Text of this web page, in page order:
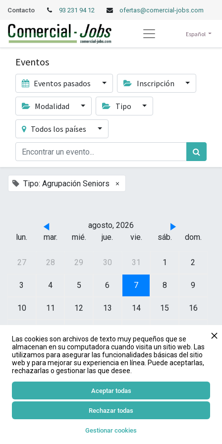
Contacto 93 231 94 12 ofertas@comercial-jobs.com
Español
Eventos
Eventos pasados Inscripción
Modalidad Tipo
Todos los países
Tipo: Agrupación Seniors ×
agosto, 2026
lun.
mar. mié. jue. vie. sáb. dom.
27 28 29 30 31 1 2
3 4 5 6 7 8 9
10 11 12 13 14 15 16
24 25 26 27 28 29 30
31 1 2 3
JUL.
Las cookies son archivos de texto muy pequeños que se
almacenan en su computadora cuando visita un sitio web. Las
utilizamos para asegurar las funcionalidades básicas del sitio
web y para mejorar su experiencia en línea. Puede aceptarlas,
rechazarlas o gestionar las que desee.
Gestionar cookies
Rechazar todas
Aceptar todas